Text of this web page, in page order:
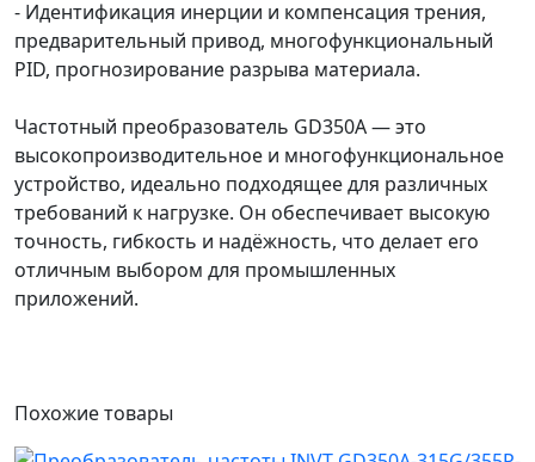
- Идентификация инерции и компенсация трения,
предварительный привод, многофункциональный
PID, прогнозирование разрыва материала.
Частотный преобразователь GD350A — это
высокопроизводительное и многофункциональное
устройство, идеально подходящее для различных
требований к нагрузке. Он обеспечивает высокую
точность, гибкость и надёжность, что делает его
отличным выбором для промышленных
приложений.
Похожиетовары